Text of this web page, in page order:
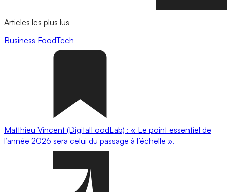
Articles les plus lus
Business FoodTech
Matthieu Vincent (DigitalFoodLab) : « Le point essentiel de
l’année 2026 sera celui du passage à l’échelle ».